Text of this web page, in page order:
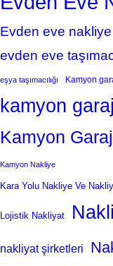
Evden eve nakliye
evden eve
eşya taşımacılığı Kamyon
kamyon
Kamyon
Kamyon Nakliye
Kara Yolu Nakliye Ve
Lojistik Nakliyat
nakliyat şirketleri